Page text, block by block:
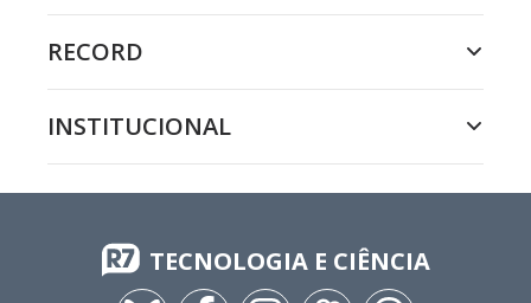
RECORD
INSTITUCIONAL
TECNOLOGIA E CIÊNCIA